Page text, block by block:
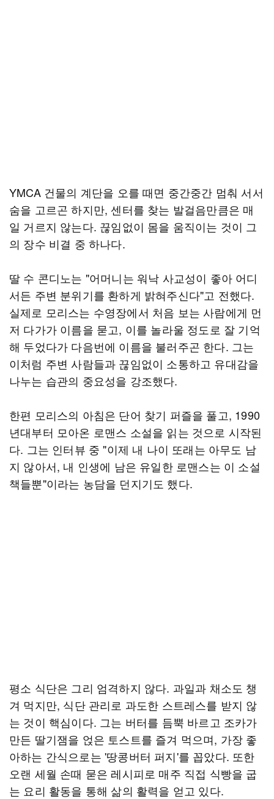
YMCA 건물의 계단을 오를 때면 중간중간 멈춰 서서
숨을 고르곤 하지만, 센터를 찾는 발걸음만큼은 매
일 거르지 않는다. 끊임없이 몸을 움직이는 것이 그
의 장수 비결 중 하나다.
딸 수 콘디노는 "어머니는 워낙 사교성이 좋아 어디
서든 주변 분위기를 환하게 밝혀주신다"고 전했다.
실제로 모리스는 수영장에서 처음 보는 사람에게 먼
저 다가가 이름을 묻고, 이를 놀라울 정도로 잘 기억
해 두었다가 다음번에 이름을 불러주곤 한다. 그는
이처럼 주변 사람들과 끊임없이 소통하고 유대감을
나누는 습관의 중요성을 강조했다.
한편 모리스의 아침은 단어 찾기 퍼즐을 풀고, 1990
년대부터 모아온 로맨스 소설을 읽는 것으로 시작된
다. 그는 인터뷰 중 "이제 내 나이 또래는 아무도 남
지 않아서, 내 인생에 남은 유일한 로맨스는 이 소설
책들뿐"이라는 농담을 던지기도 했다.
평소 식단은 그리 엄격하지 않다. 과일과 채소도 챙
겨 먹지만, 식단 관리로 과도한 스트레스를 받지 않
는 것이 핵심이다. 그는 버터를 듬뿍 바르고 조카가
만든 딸기잼을 얹은 토스트를 즐겨 먹으며, 가장 좋
아하는 간식으로는 '땅콩버터 퍼지'를 꼽았다. 또한
오랜 세월 손때 묻은 레시피로 매주 직접 식빵을 굽
는 요리 활동을 통해 삶의 활력을 얻고 있다.